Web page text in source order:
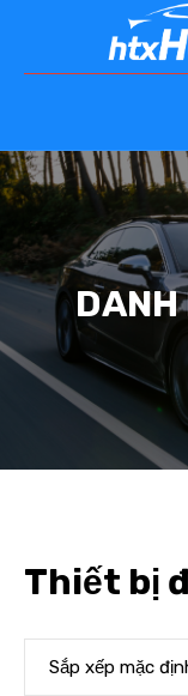
DANH
Thiết bị
Sắp xếp mặc